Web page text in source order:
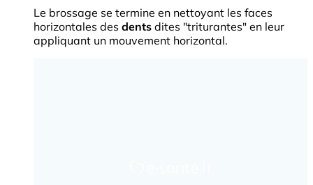
Le brossage se termine en nettoyant les faces
horizontales des dents dites "triturantes" en leur
appliquant un mouvement horizontal.